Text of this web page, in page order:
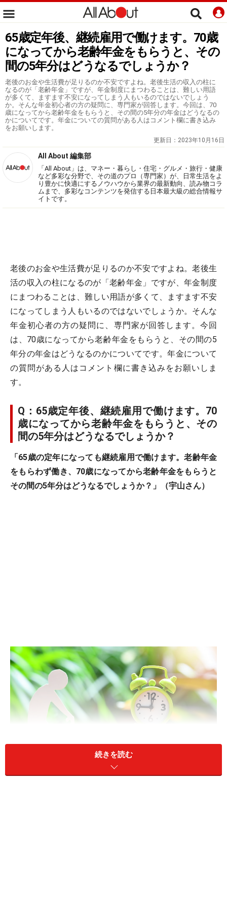
65歳定年後、継続雇用で働けます。70歳
になってから老齢年金をもらうと、その
間の5年分はどうなるでしょうか？
老後のお金や生活費が足りるのか不安ですよね。老後生活の収入の柱に
なるのが「老齢年金」ですが、年金制度にまつわることは、難しい用語
が多くて、ますます不安になってしまう人もいるのではないでしょう
か。そんな年金初心者の方の疑問に、専門家が回答します。今回は、70
歳になってから老齢年金をもらうと、その間の5年分の年金はどうなるの
かについてです。年金についての質問がある人はコメント欄に書き込み
をお願いします。
更新日： 2023年10月16日
All About 編集部
「All About」は、マネー・暮らし・住宅・グルメ・旅行・健康
など多彩な分野で、その道のプロ（専門家）が、日常生活をよ
り豊かに快適にするノウハウから業界の最新動向、読み物コラ
ムまで、多彩なコンテンツを発信する日本最大級の総合情報サ
イトです。
老後のお金や生活費が足りるのか不安ですよね。老後生
活の収入の柱になるのが「老齢年金」ですが、年金制度
にまつわることは、難しい用語が多くて、ますます不安
になってしまう人もいるのではないでしょうか。そんな
年金初心者の方の疑問に、専門家が回答します。今回
は、70歳になってから老齢年金をもらうと、その間の5
年分の年金はどうなるのかについてです。年金について
の質問がある人はコメント欄に書き込みをお願いしま
す。
Q：65歳定年後、継続雇用で働けます。70
歳になってから老齢年金をもらうと、その
間の5年分はどうなるでしょうか？
「65歳の定年になっても継続雇用で働けます。老齢年金
をもらわず働き、70歳になってから老齢年金をもらうと
その間の5年分はどうなるでしょうか？」（宇山さん）
続きを読む